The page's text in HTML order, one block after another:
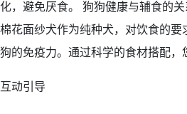
化，避免厌食。 狗狗健康与辅食的关
棉花面纱犬作为纯种犬，对饮食的
狗的免疫力。通过科学的食材搭配
互动引导